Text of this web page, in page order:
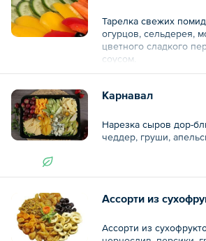
Тарелка свежих
огурцов, сельдерея,
цветного сладкого
соусом.
Общий вес – 1.4 кг
Карнавал
Нарезка сыров дор-
чеддер, груши,
Общий вес – 1.3 кг
Ассорти из
Ассорти из